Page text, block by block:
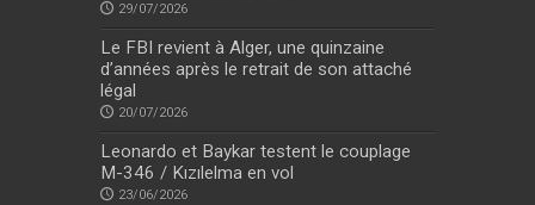
29/07/2026
Le FBI revient à Alger, une quinzaine
d’années après le retrait de son attaché
légal
20/07/2026
Leonardo et Baykar testent le couplage
M-346 / Kızılelma en vol
23/06/2026